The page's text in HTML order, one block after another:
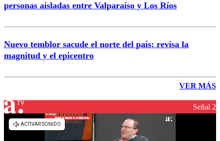
personas aisladas entre Valparaíso y Los Ríos
Nuevo temblor sacude el norte del país: revisa la
magnitud y el epicentro
VER MÁS
Señal 2